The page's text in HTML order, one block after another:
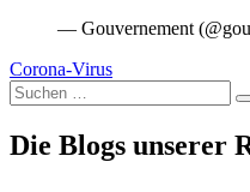
— Gouvernement
Corona-Virus
Suche
nach:
Die Blogs unserer